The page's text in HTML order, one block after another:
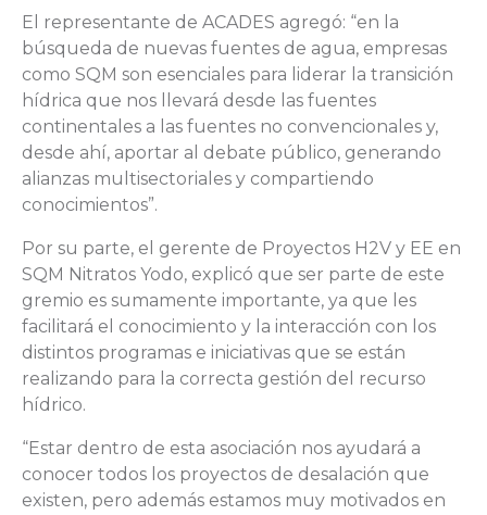
El representante de ACADES agregó: “en la
búsqueda de nuevas fuentes de agua, empresas
como SQM son esenciales para liderar la transición
hídrica que nos llevará desde las fuentes
continentales a las fuentes no convencionales y,
desde ahí, aportar al debate público, generando
alianzas multisectoriales y compartiendo
conocimientos”.
Por su parte, el gerente de Proyectos H2V y EE en
SQM Nitratos Yodo, explicó que ser parte de este
gremio es sumamente importante, ya que les
facilitará el conocimiento y la interacción con los
distintos programas e iniciativas que se están
realizando para la correcta gestión del recurso
hídrico.
“Estar dentro de esta asociación nos ayudará a
conocer todos los proyectos de desalación que
existen, pero además estamos muy motivados en